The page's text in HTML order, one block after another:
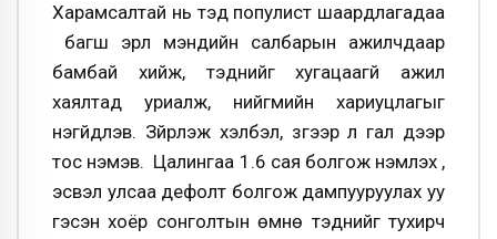
Харамсалтай нь тэд популист шаардлагадаа
багш эрүүл мэндийн салбарын ажилчдаар
бамбай хийж, тэднийг хугацаагүй ажил
хаялтад уриалж, нийгмийн хариуцлагыг
үнэгүйдүүлэв. Зүйрлэж хэлбэл, зүгээр л гал дээр
тос нэмэв. Цалингаа 1.6 сая болгож нэмүүлэх үү,
эсвэл улсаа дефолт болгож дампууруулах уу
гэсэн хоёр сонголтын өмнө тэднийг тухирч